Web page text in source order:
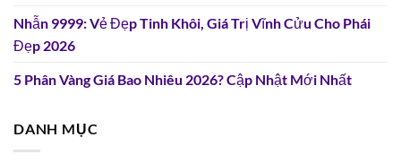
Nhẫn 9999: Vẻ Đẹp Tinh Khôi, Giá Trị Vĩnh Cửu Cho Phái
Đẹp 2026
5 Phân Vàng Giá Bao Nhiêu 2026? Cập Nhật Mới Nhất
DANH MỤC